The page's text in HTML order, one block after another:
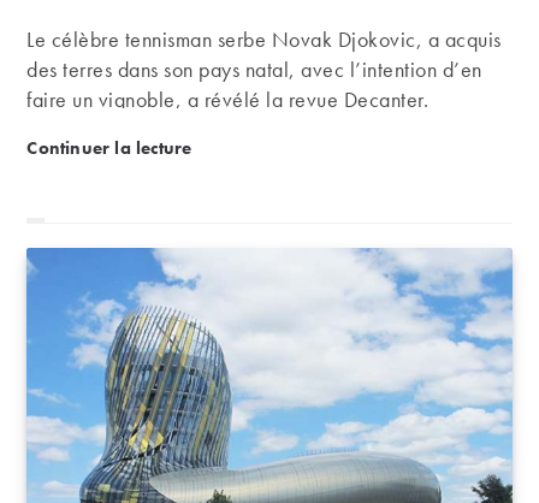
Le célèbre tennisman serbe Novak Djokovic, a acquis
des terres dans son pays natal, avec l’intention d’en
faire un vignoble, a révélé la revue Decanter.
Continuer la lectureNovak Djokovic achète un vignoble en Serbie